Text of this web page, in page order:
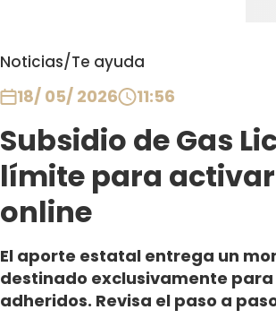
Noticias/Te ayuda
18/ 05/ 2026 11:56
Subsidio de Gas
límite para
online
El aporte estatal entrega un
destinado exclusivamente
adheridos. Revisa el paso a